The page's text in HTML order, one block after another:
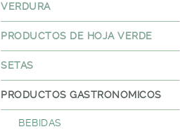
VERDURA
PRODUCTOS DE HOJA VERDE
SETAS
PRODUCTOS GASTRONOMICOS
BEBIDAS